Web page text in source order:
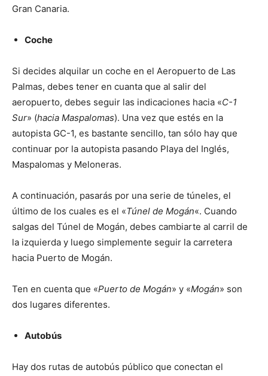
Gran Canaria.
Coche
Si decides alquilar un coche en el Aeropuerto de Las
Palmas, debes tener en cuanta que al salir del
aeropuerto, debes seguir las indicaciones hacia «C-1
Sur» (hacia Maspalomas). Una vez que estés en la
autopista GC-1, es bastante sencillo, tan sólo hay que
continuar por la autopista pasando Playa del Inglés,
Maspalomas y Meloneras.
A continuación, pasarás por una serie de túneles, el
último de los cuales es el «Túnel de Mogán«. Cuando
salgas del Túnel de Mogán, debes cambiarte al carril de
la izquierda y luego simplemente seguir la carretera
hacia Puerto de Mogán.
Ten en cuenta que «Puerto de Mogán» y «Mogán» son
dos lugares diferentes.
Autobús
Hay dos rutas de autobús público que conectan el